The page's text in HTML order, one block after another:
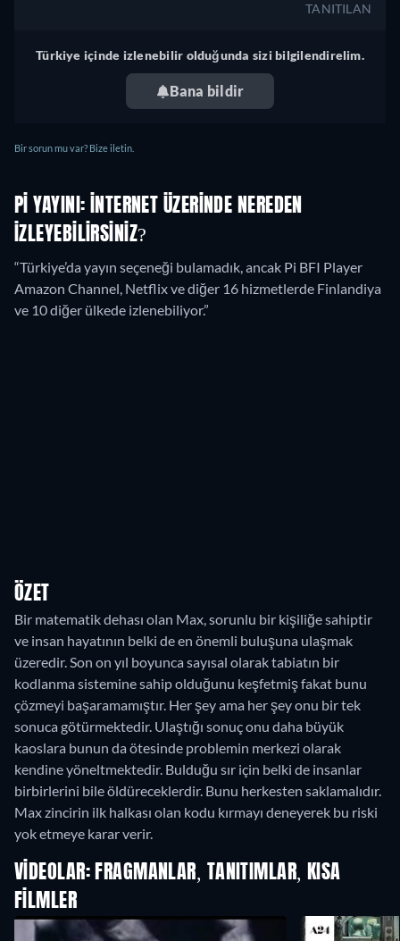
TANITILAN
Türkiye içinde izlenebilir olduğunda sizi bilgilendirelim.
Bana bildir
Bir sorun mu var? Bize iletin.
PI YAYINI: İNTERNET ÜZERINDE NEREDEN
IZLEYEBILIRSINIZ?
“Türkiye’da yayın seçeneği bulamadık, ancak Pi BFI Player
Amazon Channel, Netflix ve diğer 16 hizmetlerde Finlandiya
ve 10 diğer ülkede izlenebiliyor.”
ÖZET
Bir matematik dehası olan Max, sorunlu bir kişiliğe sahiptir
ve insan hayatının belki de en önemli buluşuna ulaşmak
üzeredir. Son on yıl boyunca sayısal olarak tabiatın bir
kodlanma sistemine sahip olduğunu keşfetmiş fakat bunu
çözmeyi başaramamıştır. Her şey ama her şey onu bir tek
sonuca götürmektedir. Ulaştığı sonuç onu daha büyük
kaoslara bunun da ötesinde problemin merkezi olarak
kendine yöneltmektedir. Bulduğu sır için belki de insanlar
birbirlerini bile öldüreceklerdir. Bunu herkesten saklamalıdır.
Max zincirin ilk halkası olan kodu kırmayı deneyerek bu riski
yok etmeye karar verir.
VIDEOLAR: FRAGMANLAR, TANITIMLAR, KISA
FILMLER